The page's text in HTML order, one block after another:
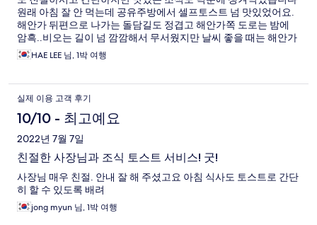
원래 아침 잘 안 먹는데 공유주방에서 셀프토스트 넘 맛있었어요.
해안가 뒤편으로 나가는 돌담길도 정겹고 해안가쪽 도로는 밤에
암흑..비오는 길이 넘 깜깜해서 무서웠지만 날씨 좋을 때는 해안가
올레길도 달빛이 훤하다 하시네요. 가성비 매우 좋았습니다.
HAE LEE 님, 1박 여행
실제 이용 고객 후기
10/10 - 최고예요
2022년 7월 7일
친절한 사장님과 조식 토스트 서비스! 굿!
사장님 매우 친절. 안내 잘 해 주셨고요 아침 식사도 토스트로 간단
히 할 수 있도록 배려
jong myun 님, 1박 여행